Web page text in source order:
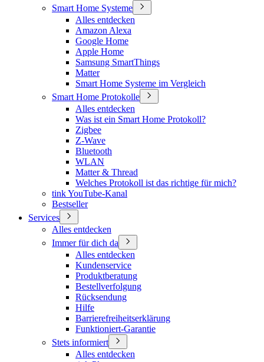
Smart Home Systeme
Alles entdecken
Amazon Alexa
Google Home
Apple Home
Samsung SmartThings
Matter
Smart Home Systeme im Vergleich
Smart Home Protokolle
Alles entdecken
Was ist ein Smart Home Protokoll?
Zigbee
Z-Wave
Bluetooth
WLAN
Matter & Thread
Welches Protokoll ist das richtige für mich?
tink YouTube-Kanal
Bestseller
Services
Alles entdecken
Immer für dich da
Alles entdecken
Kundenservice
Produktberatung
Bestellverfolgung
Rücksendung
Hilfe
Barrierefreiheitserklärung
Funktioniert-Garantie
Stets informiert
Alles entdecken